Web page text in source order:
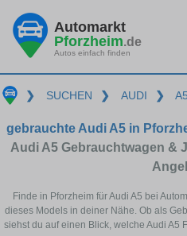
Automarkt
Pforzheim.de
Autos einfach finden
❯ SUCHEN ❯ AUDI ❯ A5
gebrauchte Audi A5 in
Audi A5 Gebrauchtwagen &
Finde in Pforzheim für Audi A5 bei
dieses Models in deiner Nähe. Ob als
siehst du auf einen Blick, welche Audi A5